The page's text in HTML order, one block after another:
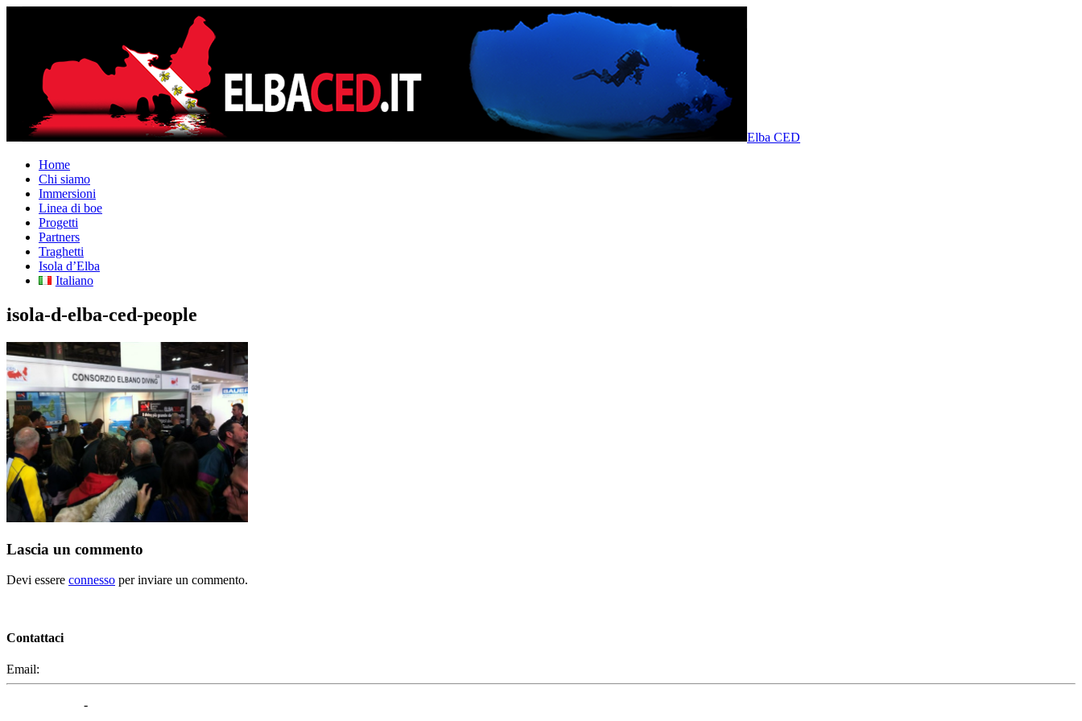
Elba CED
Home
Chi siamo
Immersioni
Linea di boe
Progetti
Partners
Traghetti
Isola d’Elba
Italiano
isola-d-elba-ced-people
Lascia un commento
Devi essere connesso per inviare un commento.
Contattaci
Email:
-